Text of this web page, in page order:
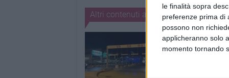
le finalità sopra
preferenze prima di
possono non
applicheranno solo
momento tornando
Altri contenuti a tema